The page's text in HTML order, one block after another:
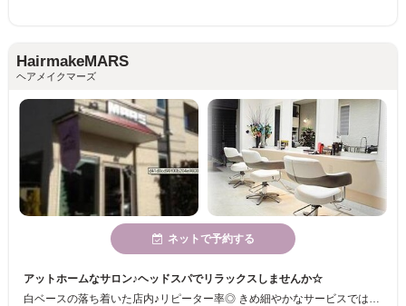
HairmakeMARS
ヘアメイクマーズ
ネットで予約する
アットホームなサロン♪ヘッドスパでリラックスしませんか☆
白ベースの落ち着いた店内♪リピーター率◎ きめ細やかなサービスではどこにも負けません！ オススメのヘッドスパをぜひ試していってください★